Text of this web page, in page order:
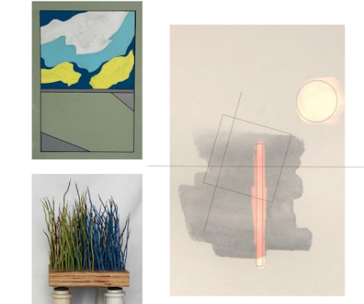
Cover voor EP Luc Pustjens: Better days lie
ahead
Expo in Synagoge Buren met Jackie Mulder
WaardArt weekend 2021 goed bezocht
Expo "alles is getekend" synagoge Buren naar
12-15 mei 2022
Vliegende vlieg in de Pluk | maart - december
2021
Expositie in Synagoge Buren met Jackie Mulder
| 13 - 15 nov 2020